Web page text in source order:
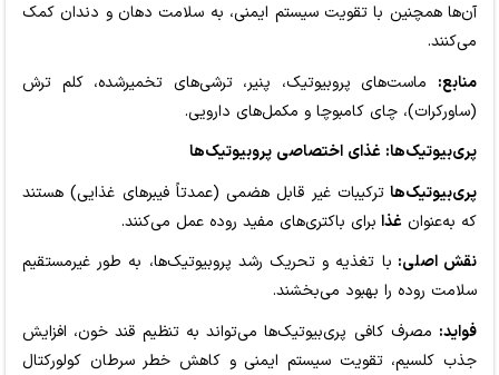
آن‌ها همچنین با تقویت سیستم ایمنی، به سلامت دهان و دندان کمک
می‌کنند.
منابع: ماست‌های پروبیوتیک، پنیر، ترشی‌های تخمیرشده، کلم ترش
(ساورکرات)، چای کامبوچا و مکمل‌های دارویی.
پری‌بیوتیک‌ها: غذای اختصاصی پروبیوتیک‌ها
پری‌بیوتیک‌هاترکیبات غیر قابل هضمی (عمدتاً فیبرهای غذایی) هستند
که به‌عنوان غذا برای باکتری‌های مفید روده عمل می‌کنند.
نقش اصلی: با تغذیه و تحریک رشد پروبیوتیک‌ها، به طور غیرمستقیم
سلامت روده را بهبود می‌بخشند.
فواید: مصرف کافی پری‌بیوتیک‌ها می‌تواند به تنظیم قند خون، افزایش
جذب کلسیم، تقویت سیستم ایمنی و کاهش خطر سرطان کولورکتال